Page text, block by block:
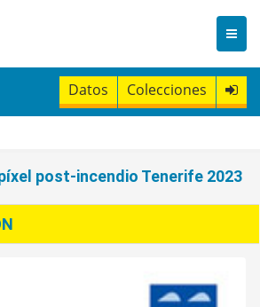
Datos Colecciones
post-incendio Tenerife 2023